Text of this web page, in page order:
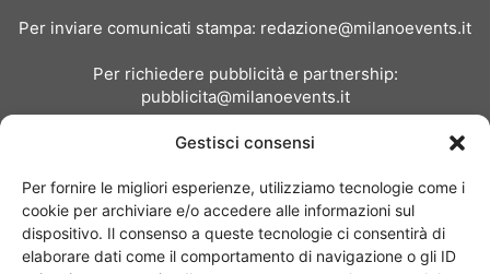
Gestisci consensi
Per fornire le migliori esperienze, utilizziamo tecnologie come i
cookie per archiviare e/o accedere alle informazioni sul
dispositivo. Il consenso a queste tecnologie ci consentirà di
elaborare dati come il comportamento di navigazione o gli ID
Per inviare comunicati stampa: redazione@milanoevents.it
Per richiedere pubblicità e partnership:
pubblicita@milanoevents.it